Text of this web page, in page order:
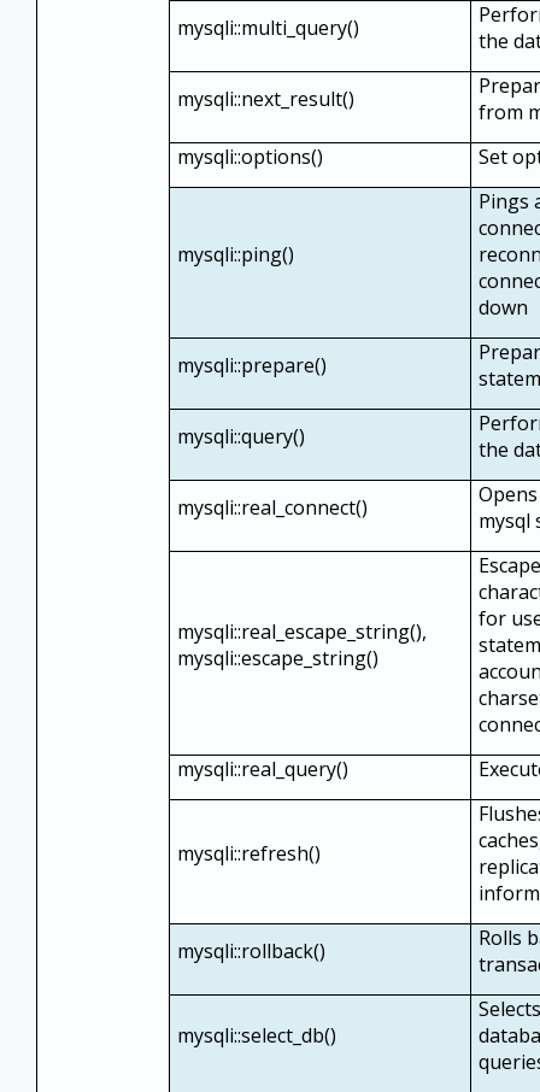
mysqli::multi_query()
the
mysqli::next_result()
from
mysqli::options()
Set
mysqli::ping()
Pings
down
mysqli::prepare()
mysqli::query()
the
mysqli::real_connect()
mysql
mysqli::real_escape_string(),
mysqli::escape_string()
for
mysqli::real_query()
mysqli::refresh()
mysqli::rollback()
Rolls
mysqli::select_db()